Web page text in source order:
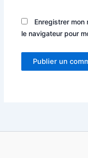
Enregistrer mon
le navigateur pour